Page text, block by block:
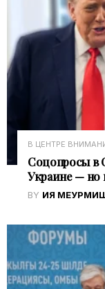
В ЦЕНТРЕ
Соцопросы в
Украине — но
BY ИЯ